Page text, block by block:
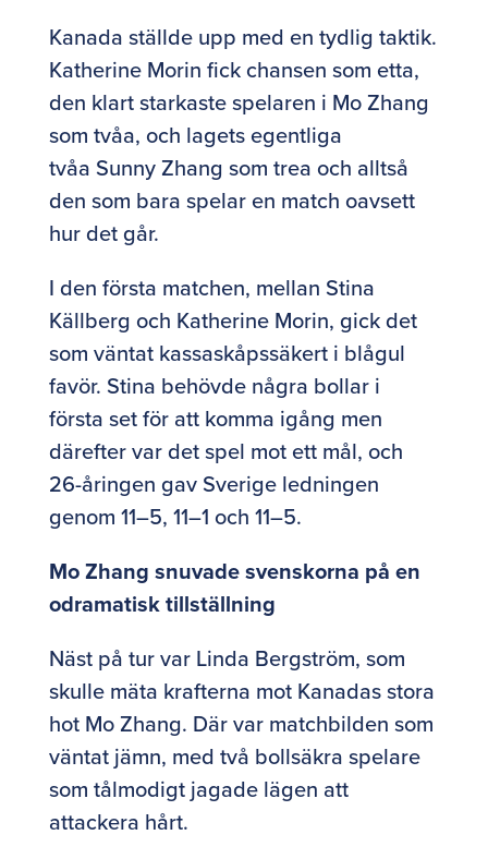
Kanada ställde upp med en tydlig taktik.
Katherine Morin fick chansen som etta,
den klart starkaste spelaren i Mo Zhang
som tvåa, och lagets egentliga
tvåa Sunny Zhang som trea och alltså
den som bara spelar en match oavsett
hur det går.
I den första matchen, mellan Stina
Källberg och Katherine Morin, gick det
som väntat kassaskåpssäkert i blågul
favör. Stina behövde några bollar i
första set för att komma igång men
därefter var det spel mot ett mål, och
26-åringen gav Sverige ledningen
genom 11–5, 11–1 och 11–5.
Mo Zhang snuvade svenskorna på en
odramatisk tillställning
Näst på tur var Linda Bergström, som
skulle mäta krafterna mot Kanadas stora
hot Mo Zhang. Där var matchbilden som
väntat jämn, med två bollsäkra spelare
som tålmodigt jagade lägen att
attackera hårt.